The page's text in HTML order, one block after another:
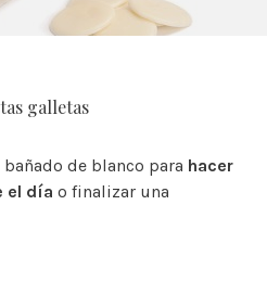
galletas
de blanco para hacer
el día o finalizar una